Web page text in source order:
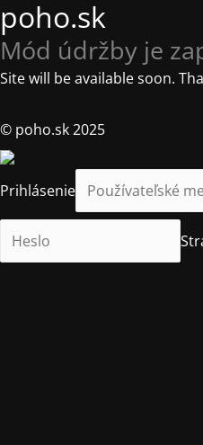
poho.sk
Mód údržby je
Site will be available soon.
© poho.sk 2025
Prihlásenie